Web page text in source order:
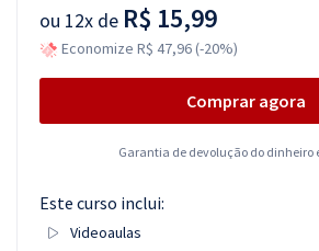
ou 12x de R$ 15,99
Economize R$ 47,96 (-20%)
Comprar agora
Garantia de devolução do dinheiro
Este curso inclui:
Videoaulas